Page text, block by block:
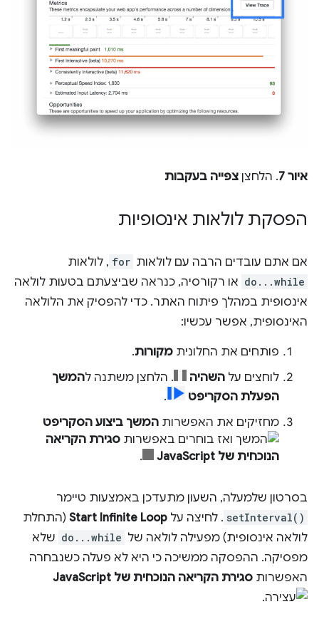
איור 7 . הלחצן צפייה בעקבות
הפסקת לולאות אינסופיות
אם אתם עובדים הרבה עם לולאות for , לולאות
do...while או רקורסיה, כנראה שביצעתם בטעות לולאה
אינסופית במהלך פיתוח האתר. כדי להפסיק את הלולאה
האינסופית, אפשר עכשיו:
פותחים את החלונית מקורות.
לוחצים על השהיה . הלחצן משתנה להמשך
הפעלת הסקריפט
.
מחזיקים את האפשרות המשך ביצוע הסקריפט
ואז בוחרים באפשרות סגירת הקריאה
הנוכחית של JavaScript
.
בסרטון שלמעלה, השעון מתעדכן באמצעות טיימר
setInterval() . לחיצה על Start Infinite Loop (התחלת
לולאה אינסופית) מפעילה לולאה של do...while שלא
מפסיקה. ההפסקה ממשיכה כי היא לא פעלה כשנבחרה
האפשרות סגירת הקריאה הנוכחית של JavaScript
.